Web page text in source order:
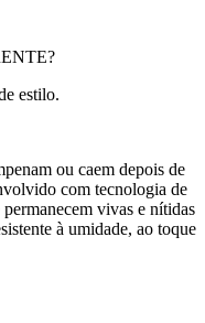
estilo.
ou caem depois de
com tecnologia de
vivas e nítidas
à umidade, ao toque